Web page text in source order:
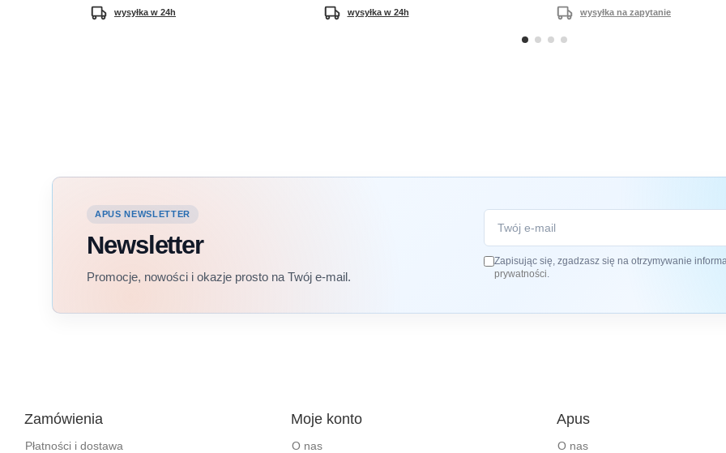
wysyłka w 24h wysyłka w 24h wysyłka na zapytanie
APUS NEWSLETTER
Newsletter
Promocje, nowości i okazje prosto na Twój e-mail.
Zapisując się, zgadzasz się na otrzymywanie
prywatności.
Zamówienia
Płatności i dostawa
Moje konto
O nas
Apus
O nas